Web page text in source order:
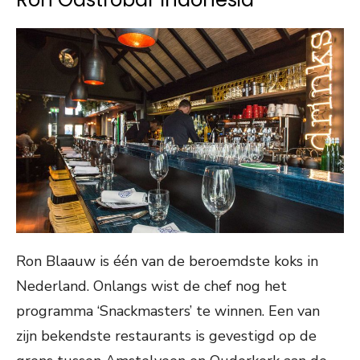
Ron Blaauw is één van de beroemdste koks in
Nederland. Onlangs wist de chef nog het
programma ‘Snackmasters’ te winnen. Een van
zijn bekendste restaurants is gevestigd op de